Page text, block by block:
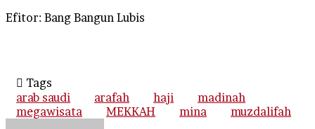
Efitor: Bang Bangun Lubis
Tags
arab saudi
arafah haji
madinah
megawisata
MEKKAH mina muzdalifah